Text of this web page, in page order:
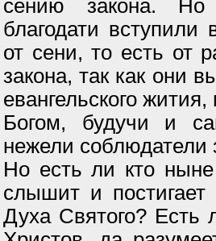
сению закона.
благодати
от сени, то есть от
закона, так как они
евангельского
Богом, будучи и
нежели соблюдатели
Но есть ли кто
слышит и постигает
Духа Святого?